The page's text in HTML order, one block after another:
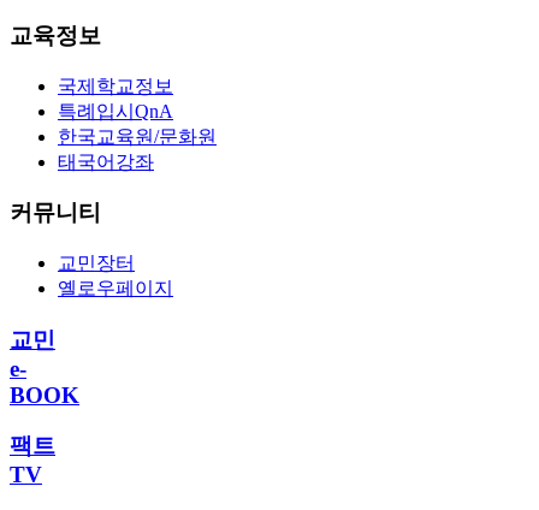
교육정보
국제학교정보
특례입시QnA
한국교육원/문화원
태국어강좌
커뮤니티
교민장터
옐로우페이지
교민
e-
BOOK
팩트
TV